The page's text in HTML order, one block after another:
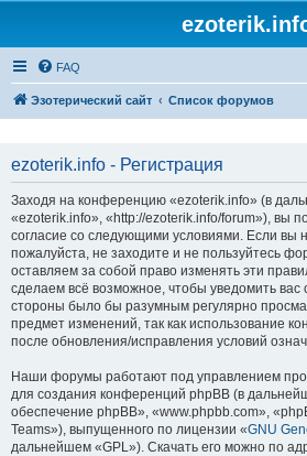
FAQ
Эзотерический сайт Список форумов
ezoterik.info - Регистрация
Заходя на конференцию «ezoterik.info» (в
«ezoterik.info», «http://ezoterik.info/forum»), вы
согласие со следующими условиями. Если вы
пожалуйста, не заходите и не пользуйтесь
оставляем за собой право изменять эти
сделаем всё возможное, чтобы уведомить вас
стороны было бы разумным регулярно
предмет изменений, так как использование
после обновления/исправления условий
Наши форумы работают под управлением
для создания конференций phpBB (в
обеспечение phpBB», «www.phpbb.com»,
Teams»), выпущенного по лицензии «GNU
дальнейшем «GPL»). Скачать его можно по